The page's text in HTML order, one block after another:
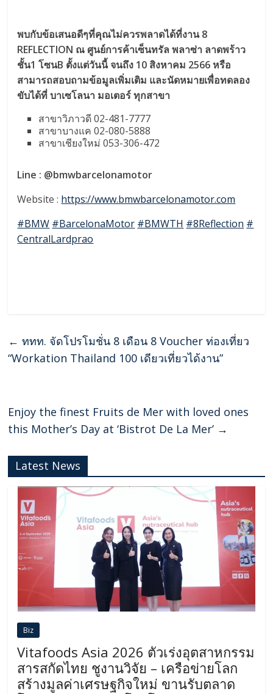
พบกับข้อเสนอดีๆที่คุณไม่ควรพลาดได้ที่งาน 8
REFLECTION ณ ศูนย์การค้าเซ็นทรัล พลาซ่า ลาดพร้าว
ชั้น1 โซนB ตั้งแต่วันนี้ จนถึง 10 สิงหาคม 2566 หรือ
สามารถสอบถามข้อมูลเพิ่มเติม และนัดหมายเพื่อทดลอง
ขับได้ที่ บาเซโลนา มอเตอร์ ทุกสาขา
สาขาวิภาวดี 02-481-7777
สาขาบางแค 02-080-5888
สาขาเชียงใหม่ 053-306-472
Line : @bmwbarcelonamotor
Website : https://www.bmwbarcelonamotor.com
#BMW #BarcelonaMotor #BMWTH #8Reflection #
CentralLardprao
← ททท. จัดโปรโมชั่น 8 เดือน 8 Voucher ท่องเที่ยว
“Workation Thailand 100 เดียวเที่ยวได้งาน”
Enjoy the finest Fruits de Mer with loved ones
this Mother’s Day at ‘Bistrot De La Mer’ →
Latest News
Biz
Vitafoods Asia 2026 ตัวเร่งอุตสาหกรรม
สารสกัดไทย ชูงานวิจัย – เครือข่ายโลก
สร้างมูลค่าเศรษฐกิจใหม่ ขานรับตลาด